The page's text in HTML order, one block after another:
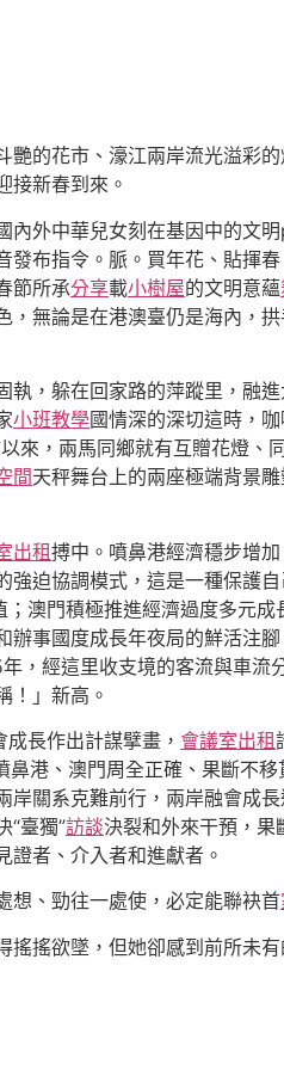
艷的花市、濠江兩岸流光溢彩
接新春到來。
內外中華兒女刻在基因中的文
發布指令。脈。買年花、貼
節所承分享載小樹屋的文明意蘊
，無論是在港澳臺仍是海內，
執，躲在回家路的萍蹤里，融
小班教學國情深的深切這時，
來，兩馬同鄉就有互贈花燈、
間天秤舞台上的兩座極端背景
出租搏中。噴鼻港經濟穩步增
強迫協調模式，這是一種保護
澳門積極推進經濟過度多元成
事國度成長年夜局的鮮活注
，經這里收支境的客流與車
！」新高。
長作出計謀擘畫， 會議室出租
鼻港、澳門周全正確、果斷不
岸關系克難前行，兩岸融會成
“臺獨”訪談決裂和外來干預，
證者、介入者和進獻者。
想、勁往一處使，必定能聯袂首
搖欲墜，但她卻感到前所未有